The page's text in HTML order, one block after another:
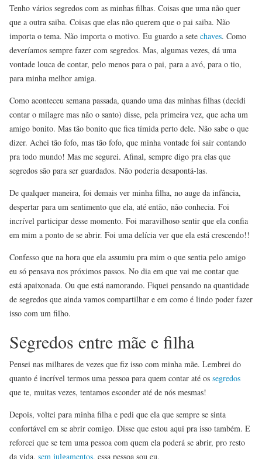
Tenho vários segredos com as minhas filhas. Coisas que uma não quer
que a outra saiba. Coisas que elas não querem que o pai saiba. Não
importa o tema. Não importa o motivo. Eu guardo a sete chaves. Como
deveríamos sempre fazer com segredos. Mas, algumas vezes, dá uma
vontade louca de contar, pelo menos para o pai, para a avó, para o tio,
para minha melhor amiga.
Como aconteceu semana passada, quando uma das minhas filhas (decidi
contar o milagre mas não o santo) disse, pela primeira vez, que acha um
amigo bonito. Mas tão bonito que fica tímida perto dele. Não sabe o que
dizer. Achei tão fofo, mas tão fofo, que minha vontade foi sair contando
pra todo mundo! Mas me segurei. Afinal, sempre digo pra elas que
segredos são para ser guardados. Não poderia desapontá-las.
De qualquer maneira, foi demais ver minha filha, no auge da infância,
despertar para um sentimento que ela, até então, não conhecia. Foi
incrível participar desse momento. Foi maravilhoso sentir que ela confia
em mim a ponto de se abrir. Foi uma delícia ver que ela está crescendo!!
Confesso que na hora que ela assumiu pra mim o que sentia pelo amigo
eu só pensava nos próximos passos. No dia em que vai me contar que
está apaixonada. Ou que está namorando. Fiquei pensando na quantidade
de segredos que ainda vamos compartilhar e em como é lindo poder fazer
isso com um filho.
Segredos entre mãe e filha
Pensei nas milhares de vezes que fiz isso com minha mãe. Lembrei do
quanto é incrível termos uma pessoa para quem contar até os segredos
que te, muitas vezes, tentamos esconder até de nós mesmas!
Depois, voltei para minha filha e pedi que ela que sempre se sinta
confortável em se abrir comigo. Disse que estou aqui pra isso também. E
reforcei que se tem uma pessoa com quem ela poderá se abrir, pro resto
da vida, sem julgamentos, essa pessoa sou eu.